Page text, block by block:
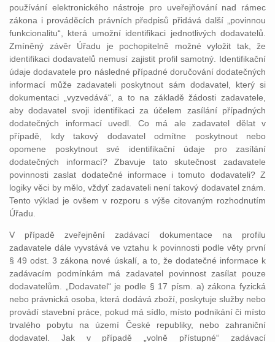
používání elektronického nástroje pro uveřejňování nad rámec
zákona i prováděcích právních předpisů přidává další „povinnou
funkcionalitu“, která umožní identifikaci jednotlivých dodavatelů.
Zmíněný závěr Úřadu je pochopitelně možné vyložit tak, že
identifikaci dodavatelů nemusí zajistit profil samotný. Identifikační
údaje dodavatele pro následné případné doručování dodatečných
informací může zadavateli poskytnout sám dodavatel, který si
dokumentaci „vyzvedává“, a to na základě žádosti zadavatele,
aby dodavatel svoji identifikaci za účelem zasílání případných
dodatečných informací uvedl. Co má ale zadavatel dělat v
případě, kdy takový dodavatel odmítne poskytnout nebo
opomene poskytnout své identifikační údaje pro zasílání
dodatečných informací? Zbavuje tato skutečnost zadavatele
povinnosti zaslat dodatečné informace i tomuto dodavateli? Z
logiky věci by mělo, vždyť zadavateli není takový dodavatel znám.
Tento výklad je ovšem v rozporu s výše citovaným rozhodnutím
Úřadu.
V případě zveřejnění zadávací dokumentace na profilu
zadavatele dále vyvstává ve vztahu k povinnosti podle věty první
§ 49 odst. 3 zákona nové úskalí, a to, že dodatečné informace k
zadávacím podmínkám má zadavatel povinnost zasílat pouze
dodavatelům. „Dodavatel“ je podle § 17 písm. a) zákona fyzická
nebo právnická osoba, která dodává zboží, poskytuje služby nebo
provádí stavební práce, pokud má sídlo, místo podnikání či místo
trvalého pobytu na území České republiky, nebo zahraniční
dodavatel. Jak v případě „volně přístupné“ zadávací